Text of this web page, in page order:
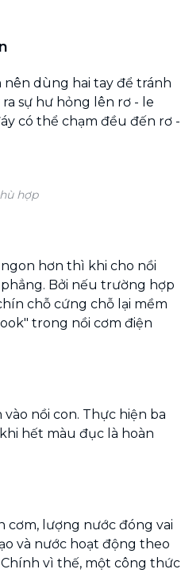
nên dùng hai tay để tránh
sự hư hỏng lên rơ - le
có thể chạm đều đến rơ -
hợp
hơn thì khi cho nồi
Bởi nếu trường hợp
chỗ cứng chỗ lại mềm
trong nồi cơm điện
nồi con. Thực hiện ba
hết màu đục là hoàn
lượng nước đóng vai
và nước hoạt động theo
vì thế, một công thức